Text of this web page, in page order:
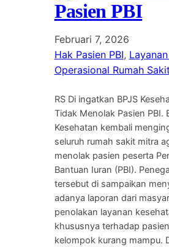
Pasien PBI
Februari 7, 2026
Hak Pasien PBI,
Operasional Rumah Sakit
RS Di ingatkan BPJS
Tidak Menolak Pasien PBI.
Kesehatan kembali
seluruh rumah sakit mitra
menolak pasien peserta
Bantuan Iuran (PBI).
tersebut di sampaikan
adanya laporan dari
penolakan layanan
khususnya terhadap
kelompok kurang mampu.